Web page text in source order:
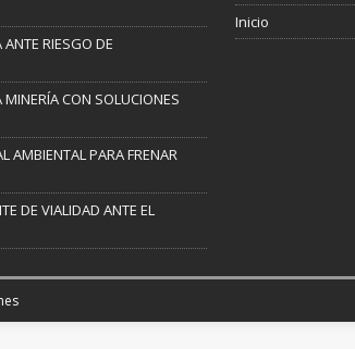
RIESGO DE
CON SOLUCIONES
AMBIENTAL PARA FRENAR
DE VIALIDAD ANTE EL
Inicio